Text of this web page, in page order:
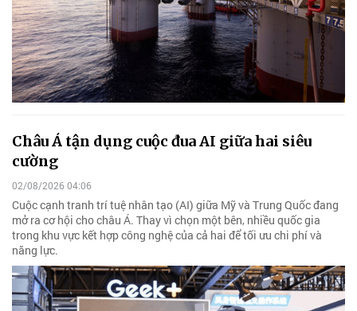
Châu Á tận dụng cuộc đua AI giữa hai siêu
cường
02/08/2026 04:06
Cuộc cạnh tranh trí tuệ nhân tạo (AI) giữa Mỹ và Trung Quốc đang
mở ra cơ hội cho châu Á. Thay vì chọn một bên, nhiều quốc gia
trong khu vực kết hợp công nghệ của cả hai để tối ưu chi phí và
năng lực.